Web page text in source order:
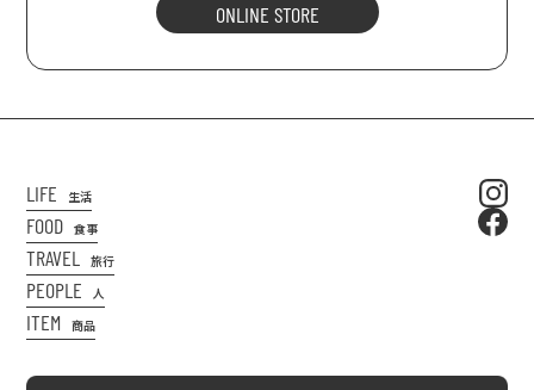
ONLINE STORE
LIFE 生活
FOOD 食事
TRAVEL 旅行
PEOPLE 人
ITEM 商品